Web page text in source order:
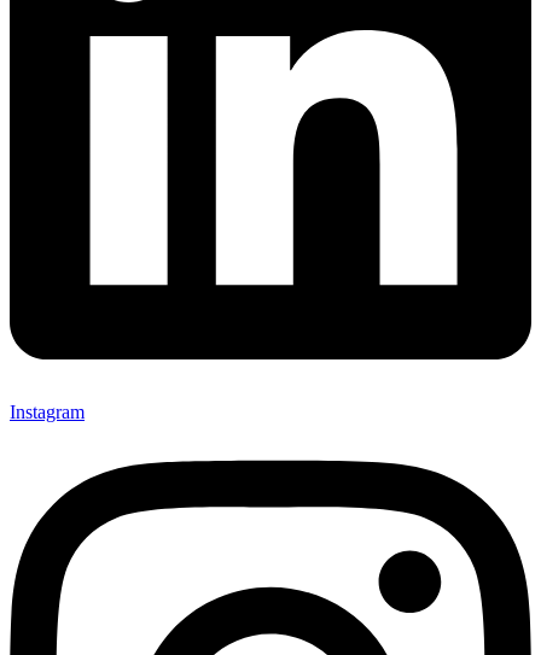
Instagram